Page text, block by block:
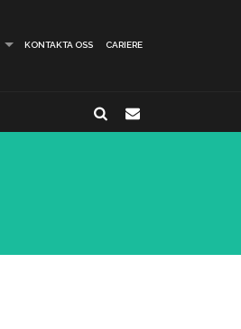
KONTAKTA OSS CARIERE